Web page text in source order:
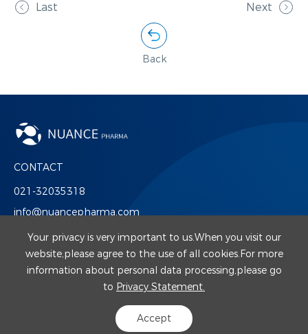
Your privacy is very important to us.When you visit our
website,please agree to the use of all cookies.For more
information about personal data processing,please go
to Privacy Statement.
Accept
Last Next
Back
CONTACT
021-32035318
info@nuancepharma.com
Suite 639, East Tower, No 1376 Nan Jing West Road, Shanghai. 200040
Copyright 2023 NUANCE BIOTECH reserved.沪ICP备17029781号-4
沪公网安备31010102006652号
Sitemap